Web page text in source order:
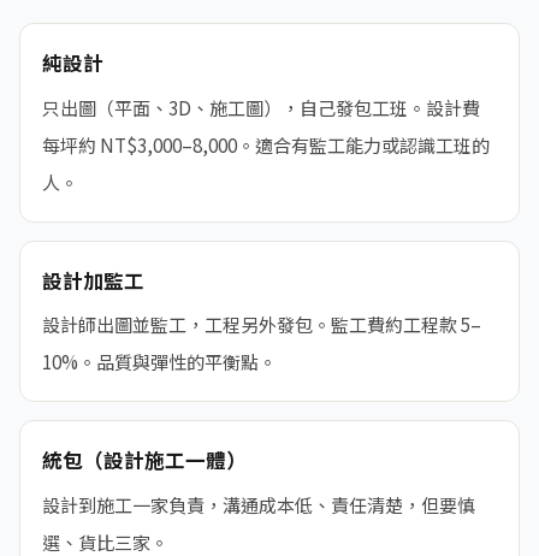
純設計
只出圖（平面、3D、施工圖），自己發包工班。設計費
每坪約 NT$3,000–8,000。適合有監工能力或認識工班的
人。
設計加監工
設計師出圖並監工，工程另外發包。監工費約工程款 5–
10%。品質與彈性的平衡點。
統包（設計施工一體）
設計到施工一家負責，溝通成本低、責任清楚，但要慎
選、貨比三家。